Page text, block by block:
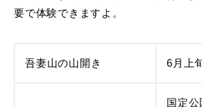
要で体験できますよ。
吾妻山の山開き 6月上
国定